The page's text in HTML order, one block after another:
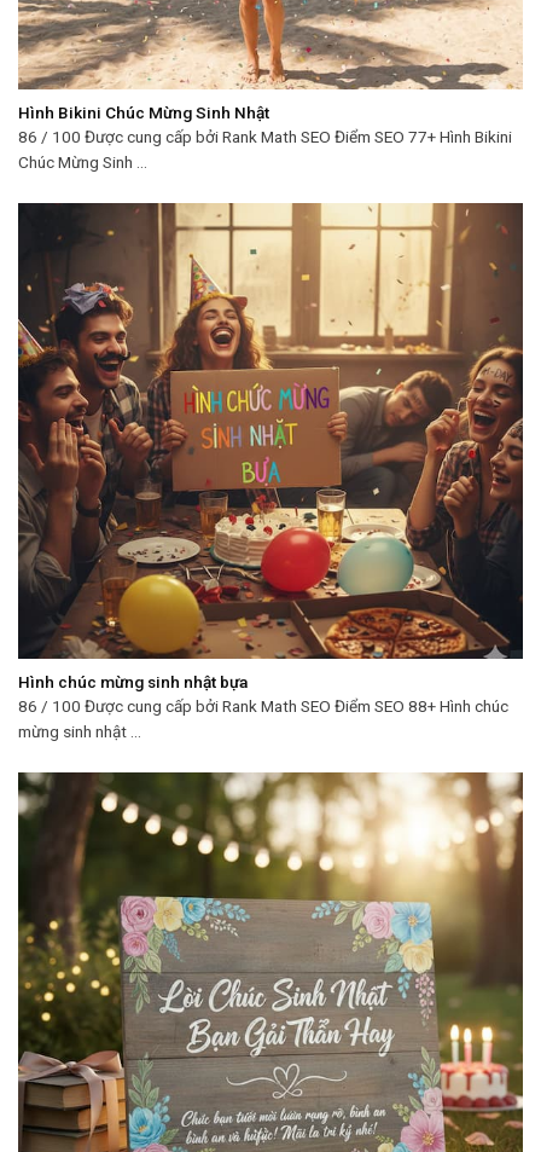
Hình Bikini Chúc Mừng Sinh Nhật
86 / 100 Được cung cấp bởi Rank Math SEO Điểm SEO 77+ Hình Bikini
Chúc Mừng Sinh ...
Hình chúc mừng sinh nhật bựa
86 / 100 Được cung cấp bởi Rank Math SEO Điểm SEO 88+ Hình chúc
mừng sinh nhật ...